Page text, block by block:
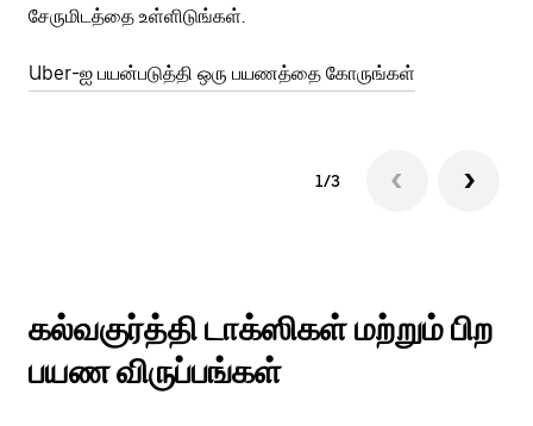
சேருமிடத்தை உள்ளிடுங்கள்.
Uber-ஐ பயன்படுத்தி ஒரு பயணத்தை கோருங்கள்
1/3
கல்வகுர்த்தி டாக்ஸிகள் மற்றும் பிற
பயண விருப்பங்கள்